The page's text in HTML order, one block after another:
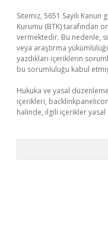
Sitemiz, 5651 Sayılı
Kurumu (BTK) tarafından
vermektedir. Bu nedenle,
veya araştırma
yazdıkları içeriklerin
bu sorumluluğu kabul etmiş
Hukuka ve yasal
içerikleri,
halinde, ilgili içerikler yasal